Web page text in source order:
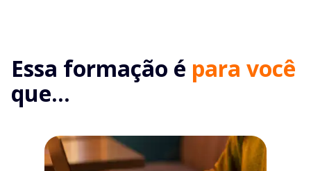
Essa formação é para você
que...